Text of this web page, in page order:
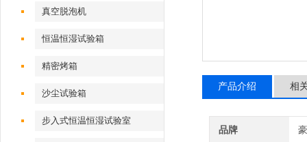
真空脱泡机
恒温恒湿试验箱
精密烤箱
沙尘试验箱
步入式恒温恒湿试验室
产品介绍 相
品牌